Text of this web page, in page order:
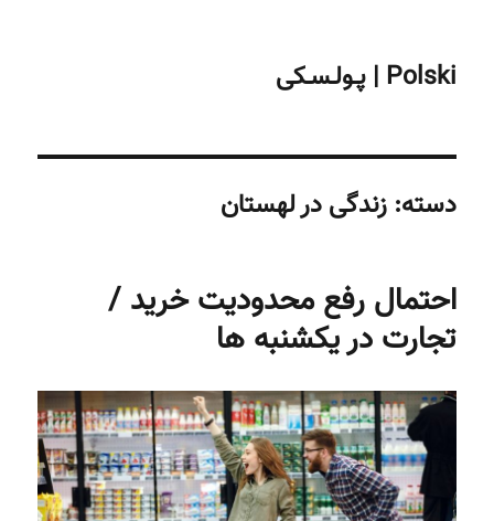
Polski | پـولـسـکی
دسته:زندگی در لهستان
احتمال رفع محدودیت خرید /
تجارت در یکشنبه ها